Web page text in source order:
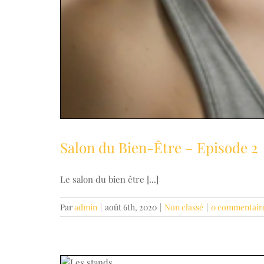
Salon du Bien-Être – Episode 2
Le salon du bien être [...]
Paradmin | août 6th, 2020 | Non classé | 0